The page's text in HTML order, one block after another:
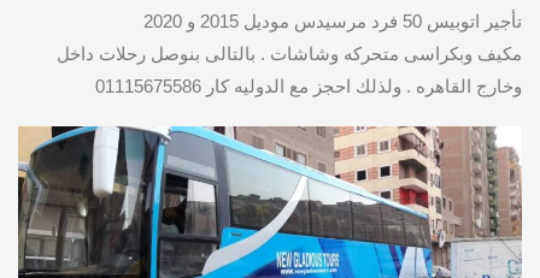
تأجير اتوبيس 50 فرد مرسيدس موديل 2015 و 2020
مكيف وبكراسى متحركه وشاشات . بالتالى بنوصل رحلات داخل
وخارج القاهره . ولذلك احجز مع الدوليه كار 01115675586